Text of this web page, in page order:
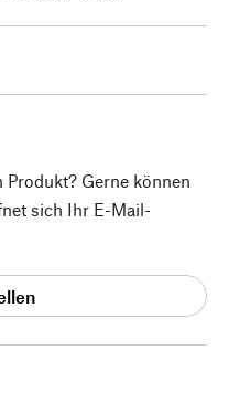
Produkt? Gerne können
sich Ihr E-Mail-